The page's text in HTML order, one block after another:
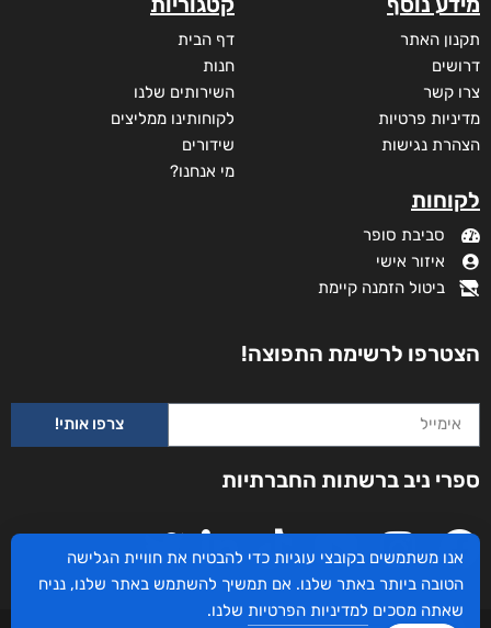
תקנון האתר
דרושים
צרו קשר
מדיניות פרטיות
הצהרת נגישות
לקוחות
סביבת סופר
איזור אישי
ביטול הזמנה קיימת
דף הבית
חנות
השירותים שלנו
לקוחותינו ממליצים
שידורים
מי אנחנו?
הצטרפו לרשימת התפוצה!
צרפו אותי!
ספרי ניב ברשתות החברתיות
אנו משתמשים בקובצי עוגיות כדי להבטיח את חוויית הגלישה
הטובה ביותר באתר שלנו. אם תמשיך להשתמש באתר שלנו, נניח
שאתה מסכים למדיניות הפרטיות שלנו.